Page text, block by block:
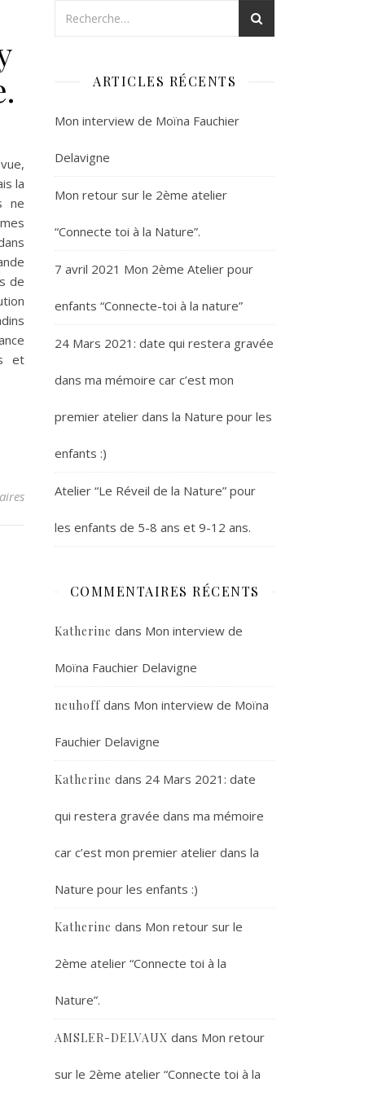
la
ne
de
et
ARTICLES RÉCENTS
Mon interview de Moïna Fauchier
Delavigne
Mon retour sur le 2ème atelier
“Connecte toi à la Nature”.
7 avril 2021 Mon 2ème Atelier pour
enfants “Connecte-toi à la nature”
24 Mars 2021: date qui restera gravée
dans ma mémoire car c’est mon
premier atelier dans la Nature pour les
enfants :)
Atelier “Le Réveil de la Nature” pour
les enfants de 5-8 ans et 9-12 ans.
COMMENTAIRES RÉCENTS
Katherine dans Mon interview de
Moïna Fauchier Delavigne
neuhoff dans Mon interview de Moïna
Fauchier Delavigne
Katherine dans 24 Mars 2021: date
qui restera gravée dans ma mémoire
car c’est mon premier atelier dans la
Nature pour les enfants :)
Katherine dans Mon retour sur le
2ème atelier “Connecte toi à la
Nature”.
AMSLER-DELVAUX dans Mon retour
sur le 2ème atelier “Connecte toi à la